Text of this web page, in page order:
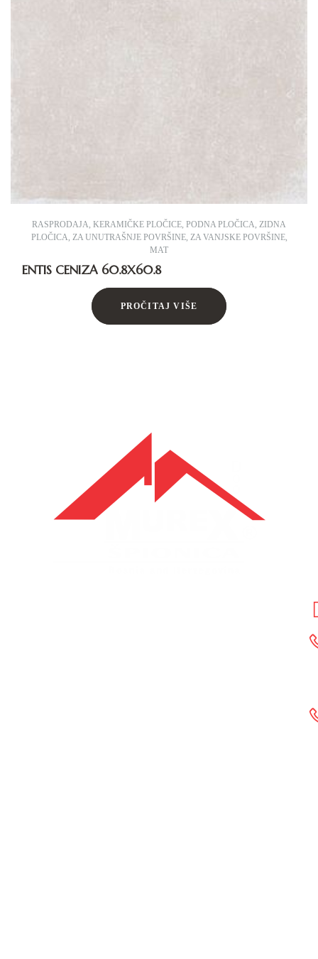
RASPRODAJA KERAMIČKE PLOČICE PODNA PLOČICA ZIDNA
PLOČICA ZA UNUTRAŠNJE POVRŠINE, ZA VANJSKE POVRŠINE,
MAT
ENTIS CENIZA 60.8X60.8
PROČITAJ VIŠE